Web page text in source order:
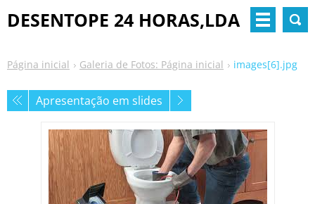
DESENTOPE 24 HORAS,LDA
Página inicial Galeria de Fotos: Página inicial images[6].jpg
Apresentação em slides